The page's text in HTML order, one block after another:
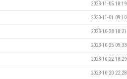
2023-11-05 18:19
2023-11-01 09:10
2023-10-28 18:21
2023-10-25 09:33
2023-10-22 18:29
2023-10-20 22:28